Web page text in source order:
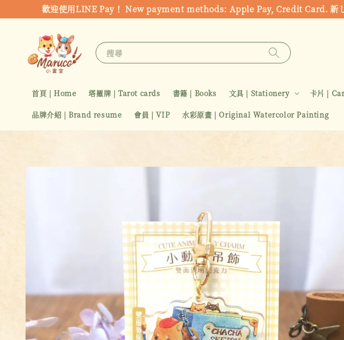
歡迎使用LINE Pay！ New payment methods: Apple Pay, Credit Card. 新
搜尋
首頁 | Home 塔羅牌 | Tarot cards 書籍 | Books 文具 | Stationery 卡片 |
品牌介紹 | Brand resume 會員 | VIP 水彩原畫 | Original Watercolor Painting